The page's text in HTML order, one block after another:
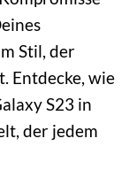
Stil, der
Entdecke, wie
S23 in
der jedem